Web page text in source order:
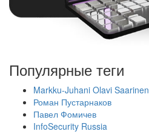
Популярные теги
Markku-Juhani Olavi Saarinen
Роман Пустарнаков
Павел Фомичев
InfoSecurity Russia